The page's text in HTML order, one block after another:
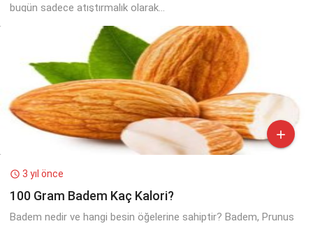
bugün sadece atıştırmalık olarak...

 3 yıl önce
100 Gram Badem Kaç Kalori?
Badem nedir ve hangi besin öğelerine sahiptir? Badem, Prunus